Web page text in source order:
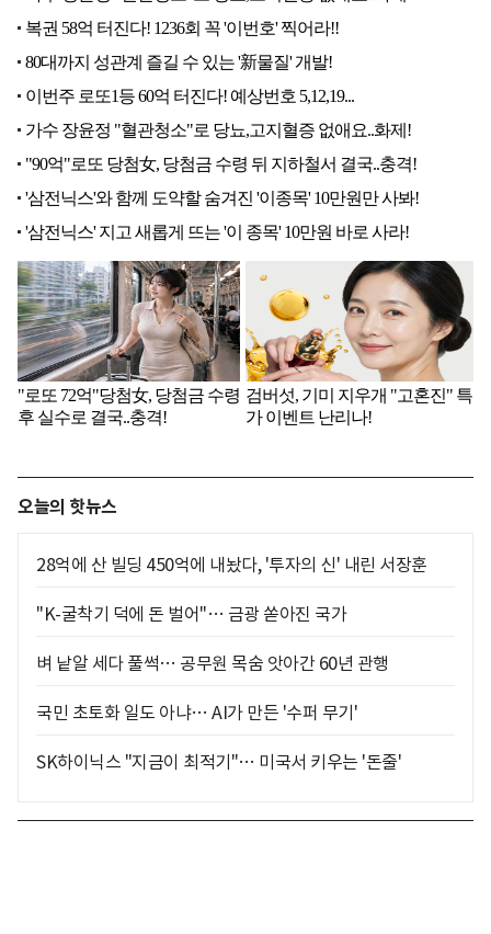
오늘의 핫뉴스
28억에 산 빌딩 450억에 내놨다, '투자의 신' 내린 서장훈
"K-굴착기 덕에 돈 벌어"… 금광 쏟아진 국가
벼 낱알 세다 풀썩… 공무원 목숨 앗아간 60년 관행
국민 초토화 일도 아냐… AI가 만든 '수퍼 무기'
SK하이닉스 "지금이 최적기"… 미국서 키우는 '돈줄'